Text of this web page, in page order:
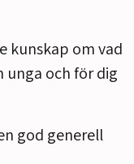
kunskap om vad
och för dig
god generell